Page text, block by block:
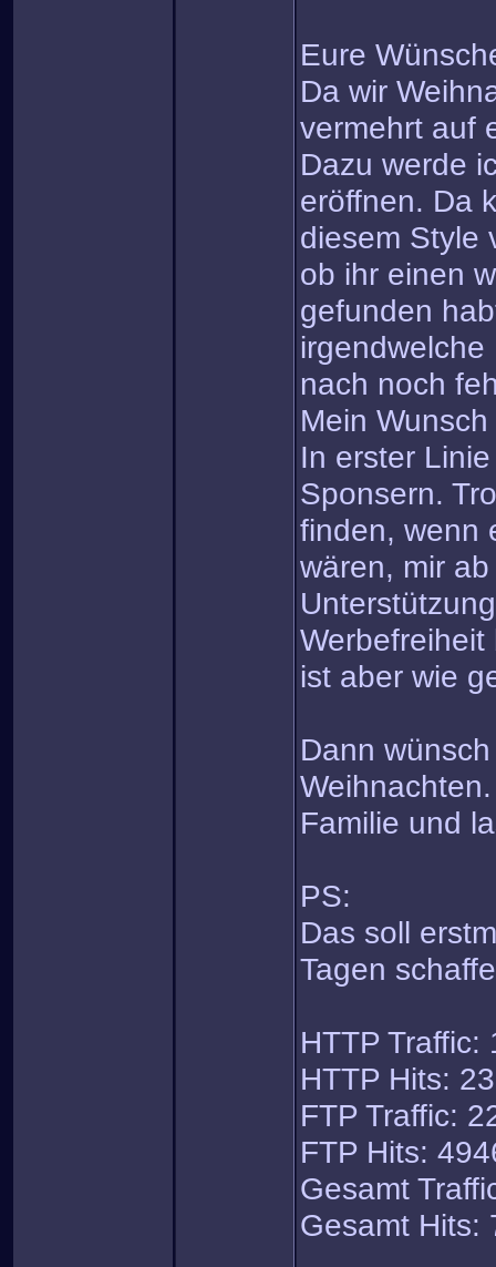
Eure
Da wir
vermehrt auf
Dazu werde
eröffnen. Da
diesem Style
ob ihr einen
gefunden
nach noch
Mein Wunsch
In erster
Sponsern.
finden, wenn
wären, mir
ist aber wie
Dann
Familie und
PS:
Das soll
Tagen
HTTP Traffic:
HTTP Hits:
FTP Traffic:
FTP Hits:
Gesamt
Gesamt Hits: